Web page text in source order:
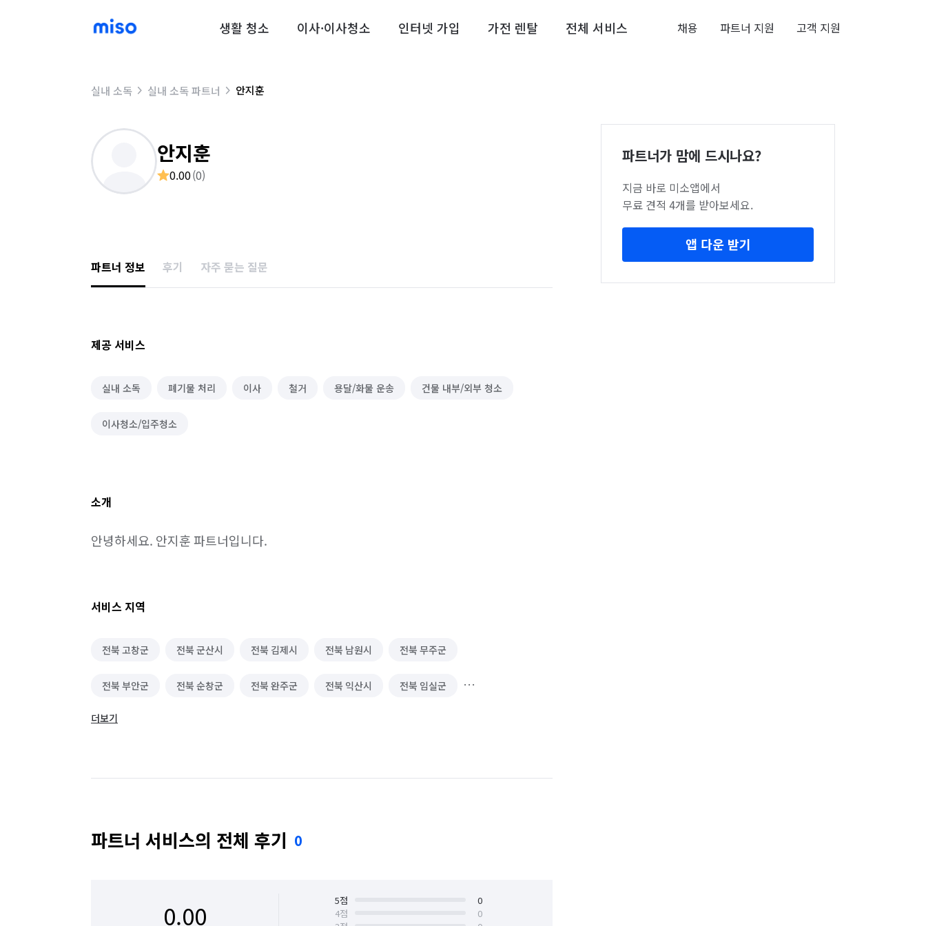
생활 청소 이사·이사청소 인터넷 가입 가전 렌탈 전체 서비스 채용 파트너 지원 고객 지원
실내 소독 실내 소독 파트너 안지훈
안지훈
0.00(0)
파트너 정보 후기 자주 묻는 질문
제공 서비스
실내 소독 폐기물 처리 이사 철거 용달/화물 운송 건물 내부/외부 청소
이사청소/입주청소
소개
안녕하세요. 안지훈 파트너입니다.
서비스 지역
전북 고창군 전북 군산시 전북 김제시 전북 남원시 전북 무주군
전북 부안군 전북 순창군 전북 완주군 전북 익산시 전북 임실군
전북 장수군
더보기
파트너 서비스의 전체 후기 0
0.00 5점
0
4점
0
파트너가 맘에 드시나요?
지금 바로 미소앱에서
무료 견적 4개를 받아보세요.
앱 다운 받기